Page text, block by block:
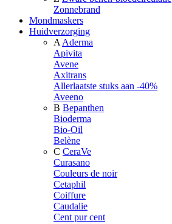
Zonnebrand
Mondmaskers
Huidverzorging
A Aderma
Apivita
Avene
Axitrans
Allerlaatste stuks aan -40%
Aveeno
B Bepanthen
Bioderma
Bio-Oil
Belène
C CeraVe
Curasano
Couleurs de noir
Cetaphil
Coiffure
Caudalie
Cent pur cent